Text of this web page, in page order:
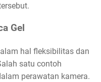
Gel
hal fleksibilitas dan
satu contoh
perawatan kamera.